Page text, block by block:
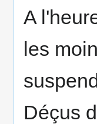
A
les
Déçus